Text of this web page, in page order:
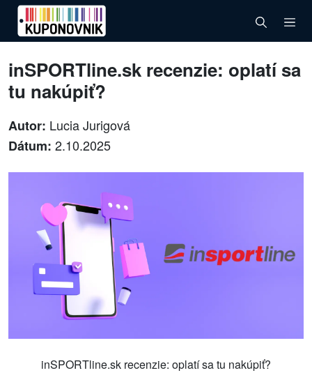
inSPORTline.sk recenzie: oplatí sa
tu nakúpiť?
Autor: Lucia Jurigová
Dátum: 2.10.2025
inSPORTline.sk recenzie: oplatí sa tu nakúpiť?